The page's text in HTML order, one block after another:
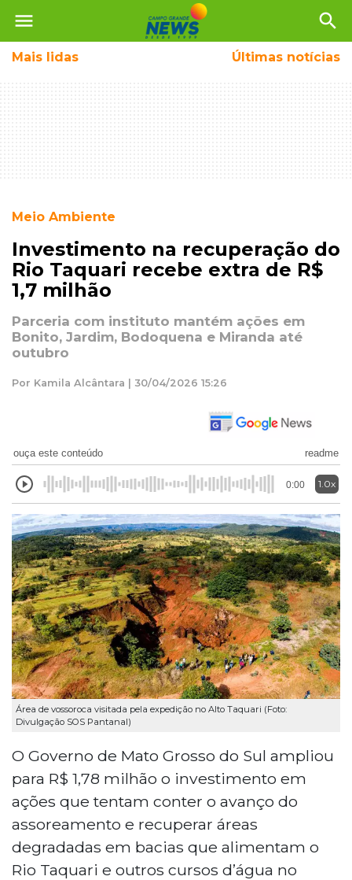
menu search
Mais lidas Últimas notícias
Meio Ambiente
Investimento na recuperação do
Rio Taquari recebe extra de R$
1,7 milhão
Parceria com instituto mantém ações em
Bonito, Jardim, Bodoquena e Miranda até
outubro
Por Kamila Alcântara | 30/04/2026 15:26
ouça este conteúdo readme
0:00 1.0x
Área de vossoroca visitada pela expedição no Alto Taquari (Foto:
Divulgação SOS Pantanal)
O Governo de Mato Grosso do Sul ampliou
para R$ 1,78 milhão o investimento em
ações que tentam conter o avanço do
assoreamento e recuperar áreas
degradadas em bacias que alimentam o
Rio Taquari e outros cursos d’água no